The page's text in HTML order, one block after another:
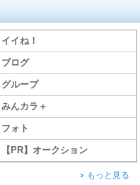
イイね！
ブログ
グループ
みんカラ＋
フォト
【PR】オークション
もっと見る